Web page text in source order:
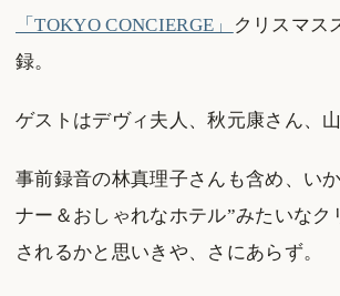
「TOKYO CONCIERGE」
クリスマス
録。
ゲストはデヴィ夫人、秋元康さん、
事前録音の林真理子さんも含め、い
ナー＆おしゃれなホテル”みたいなク
されるかと思いきや、さにあらず。